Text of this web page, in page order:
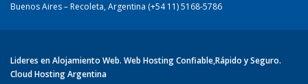
Buenos Aires – Recoleta, Argentina (+54 11) 5168-5786
Lideres en Alojamiento Web. Web Hosting Confiable,Rápido y Seguro.
Cloud Hosting Argentina